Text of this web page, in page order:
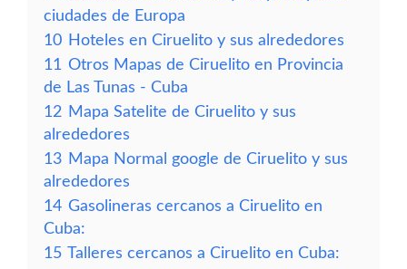
ciudades de Europa
10 Hoteles en Ciruelito y sus alrededores
11 Otros Mapas de Ciruelito en Provincia
de Las Tunas - Cuba
12 Mapa Satelite de Ciruelito y sus
alrededores
13 Mapa Normal google de Ciruelito y sus
alrededores
14 Gasolineras cercanos a Ciruelito en
Cuba:
15 Talleres cercanos a Ciruelito en Cuba: